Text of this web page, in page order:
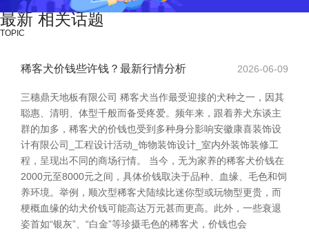
最新 相关话题
TOPIC
稀客犬价钱些许钱？最新行情分析 2026-06-09
三穗鼎天地板有限公司 稀客犬当作最受迎接的犬种之一，因其
聪惠、清明、体型千般而备受疼爱。频年来，跟着养犬东谈主
群的加多，稀客犬的价钱也受到多种身分影响安徽康喜装饰设
计有限公司_工程设计活动_饰物装饰设计_室内外装饰装修工
程，呈现出不同的商场行情。 当今，无为家养的稀客犬价钱在
2000元至8000元之间，具体价钱取决于品种、血缘、毛色和饲
养环境。举例，顺次型稀客犬陆续比迷你型或玩物型更贵，而
梗概血缘的幼犬价钱可能高达万元甚而更高。此外，一些衰退
姿首如“银灰”、“白金”等珍摄毛色的稀客犬，价钱也会